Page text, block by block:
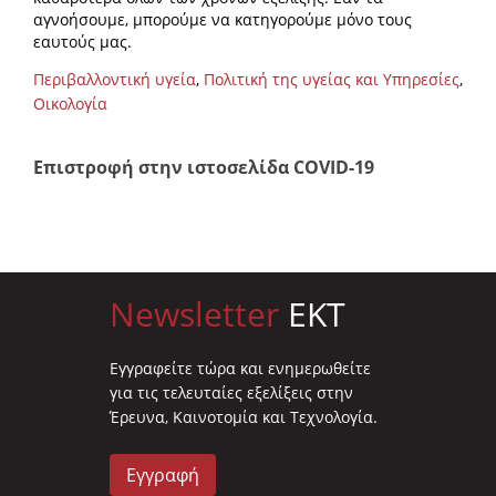
αγνοήσουμε, μπορούμε να κατηγορούμε μόνο τους
εαυτούς μας.
Περιβαλλοντική υγεία, Πολιτική της υγείας και Υπηρεσίες,
Οικολογία
Επιστροφή στην ιστοσελίδα COVID-19
Newsletter EKT
Eγγραφείτε τώρα και ενημερωθείτε
για τις τελευταίες εξελίξεις στην
Έρευνα, Καινοτομία και Τεχνολογία.
Εγγραφή